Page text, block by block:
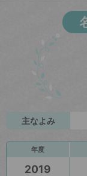
主なよみ
年度
2019